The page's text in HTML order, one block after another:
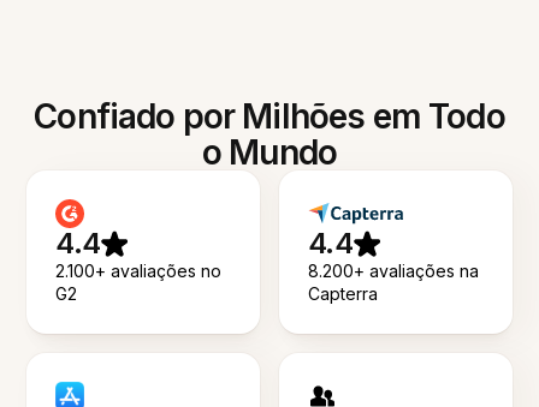
Confiado por Milhões em Todo
o Mundo
4.4
2.100+ avaliações no
G2
4.4
8.200+ avaliações na
Capterra